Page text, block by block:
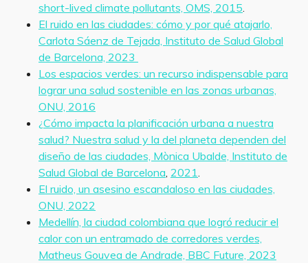
short-lived climate pollutants, OMS, 2015.
El ruido en las ciudades: cómo y por qué atajarlo,
Carlota Sáenz de Tejada, Instituto de Salud Global
de Barcelona, 2023
Los espacios verdes: un recurso indispensable para
lograr una salud sostenible en las zonas urbanas,
ONU, 2016
¿Cómo impacta la planificación urbana a nuestra
salud? Nuestra salud y la del planeta dependen del
diseño de las ciudades, Mònica Ubalde, Instituto de
Salud Global de Barcelona, 2021.
El ruido, un asesino escandaloso en las ciudades,
ONU, 2022
Medellín, la ciudad colombiana que logró reducir el
calor con un entramado de corredores verdes,
Matheus Gouvea de Andrade, BBC Future, 2023